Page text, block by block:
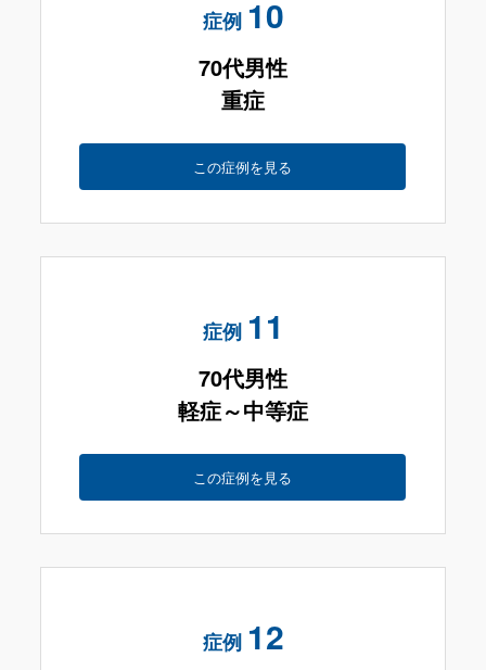
症例 10
70代男性
重症
この症例を見る
症例 11
70代男性
軽症～中等症
この症例を見る
症例 12